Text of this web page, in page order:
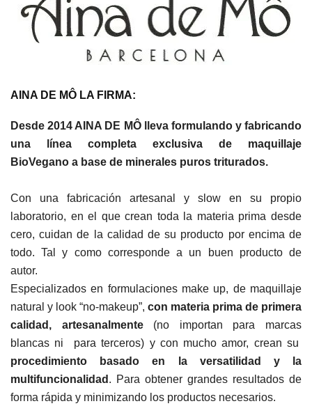
AINA DE MÔ LA FIRMA:
Desde 2014 AINA DE MÔ lleva formulando y fabricando
una línea completa exclusiva de maquillaje
BioVegano a base de minerales puros triturados.
Con una fabricación artesanal y slow en su propio
laboratorio, en el que crean toda la materia prima desde
cero, cuidan de la calidad de su producto por encima de
todo. Tal y como corresponde a un buen producto de
autor.
Especializados en formulaciones make up, de maquillaje
natural y look “no-makeup”, con materia prima de primera
calidad, artesanalmente(no importan para marcas
blancas ni para terceros) y con mucho amor, crean su
procedimiento basado en la versatilidad y la
multifuncionalidad . Para obtener grandes resultados de
forma rápida y minimizando los productos necesarios.